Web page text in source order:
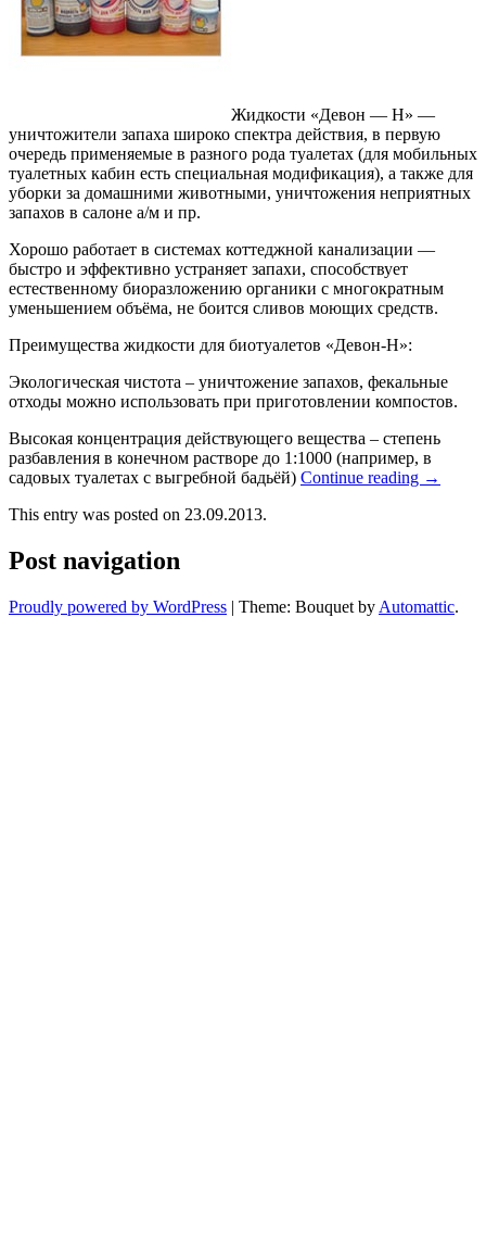
Жидкости «Девон — Н» —
уничтожители запаха широко спектра действия, в первую
очередь применяемые в разного рода туалетах (для мобильных
туалетных кабин есть специальная модификация), а также для
уборки за домашними животными, уничтожения неприятных
запахов в салоне а/м и пр.
Хорошо работает в системах коттеджной канализации —
быстро и эффективно устраняет запахи, способствует
естественному биоразложению органики с многократным
уменьшением объёма, не боится сливов моющих средств.
Преимущества жидкости для биотуалетов «Девон-Н»:
Экологическая чистота – уничтожение запахов, фекальные
отходы можно использовать при приготовлении компостов.
Высокая концентрация действующего вещества – степень
разбавления в конечном растворе до 1:1000 (например, в
садовых туалетах с выгребной бадьёй) Continue reading →
This entry was posted on 23.09.2013.
Post navigation
Proudly powered by WordPress | Theme: Bouquet by Automattic.